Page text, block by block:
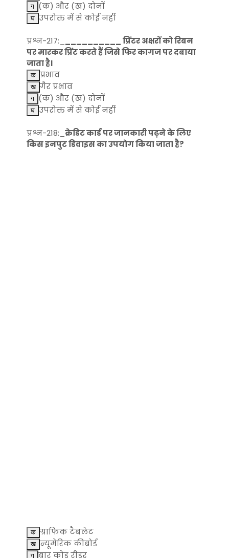
(क) और (ख) दोनों
उपरोक्त में से कोई नहीं
प्रश्न-217:_
__________ प्रिंटर अक्षरों को रिबन
पर मारकर प्रिंट करते हैं जिसे फिर कागज पर दबाया
जाता है।
प्रभाव
गैर प्रभाव
(क) और (ख) दोनों
उपरोक्त में से कोई नहीं
प्रश्न-218:_ क्रेडिट कार्ड पर जानकारी पढ़ने के लिए
किस इनपुट डिवाइस का उपयोग किया जाता है?
ग्राफिक टैबलेट
न्यूमेरिक कीबोर्ड
बार कोड रीडर